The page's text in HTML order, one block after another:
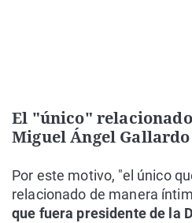
El "único"
Miguel Ángel Gallardo
Por este motivo, "el único
relacionado de manera
que fuera presidente de la